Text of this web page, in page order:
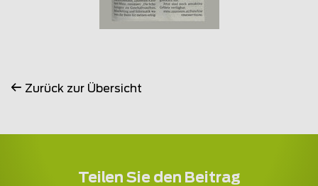
Zurück zur Übersicht
Teilen Sie den Beitrag